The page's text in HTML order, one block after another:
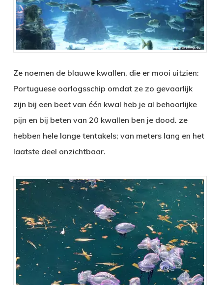
Ze noemen de blauwe kwallen, die er mooi uitzien:
Portuguese oorlogsschip omdat ze zo gevaarlijk
zijn bij een beet van één kwal heb je al behoorlijke
pijn en bij beten van 20 kwallen ben je dood. ze
hebben hele lange tentakels; van meters lang en het
laatste deel onzichtbaar.